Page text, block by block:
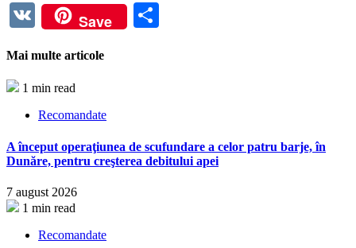
VK Save
Mai multe articole
1 min read
Recomandate
A început operaţiunea de scufundare a celor patru barje, în
Dunăre, pentru creşterea debitului apei
7 august 2026
1 min read
Recomandate